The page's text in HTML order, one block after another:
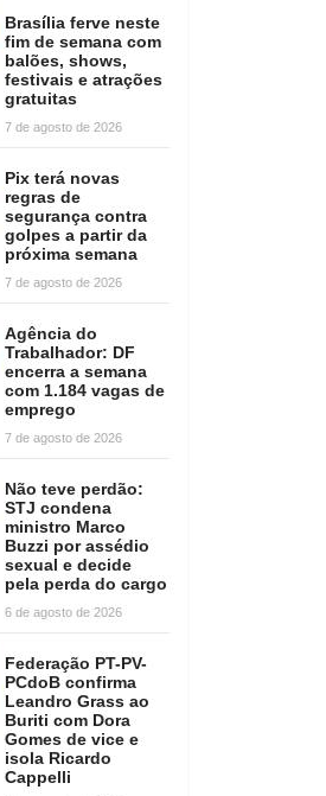
Brasília ferve neste
fim de semana com
balões, shows,
festivais e atrações
gratuitas
7 de agosto de 2026
Pix terá novas
regras de
segurança contra
golpes a partir da
próxima semana
7 de agosto de 2026
Agência do
Trabalhador: DF
encerra a semana
com 1.184 vagas de
emprego
7 de agosto de 2026
Não teve perdão:
STJ condena
ministro Marco
Buzzi por assédio
sexual e decide
pela perda do cargo
6 de agosto de 2026
Federação PT-PV-
PCdoB confirma
Leandro Grass ao
Buriti com Dora
Gomes de vice e
isola Ricardo
Cappelli